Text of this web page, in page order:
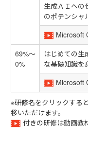
生成ＡＩへの
のポテンシャ
Microsoft
69%～
0%
はじめての生
な基礎知識を
Microsoft
※研修名をクリックする
移いただけます。
付きの研修は動画教